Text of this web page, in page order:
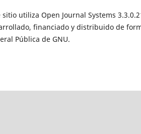
sitio utiliza Open Journal Systems
financiado y distribuido de
Pública de GNU.